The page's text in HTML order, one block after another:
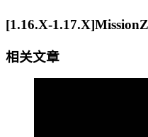
[1.16.X-
相关文章